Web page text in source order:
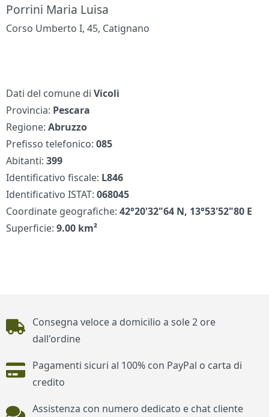
Porrini Maria Luisa
Corso Umberto I, 45, Catignano
Dati del comune diVicoli
Provincia: Pescara
Regione:Abruzzo
Prefisso telefonico:085
Abitanti:399
Identificativo fiscale: L846
Identificativo ISTAT:068045
Coordinate geografiche:42°20'32"64 N, 13°53'52"80 E
Superficie:9.00 km²
Piè di pagina
Consegna veloce a domicilio a sole 2 ore
dall'ordine
Pagamenti sicuri al 100% con PayPal o carta di
credito
Assistenza con numero dedicato e chat cliente